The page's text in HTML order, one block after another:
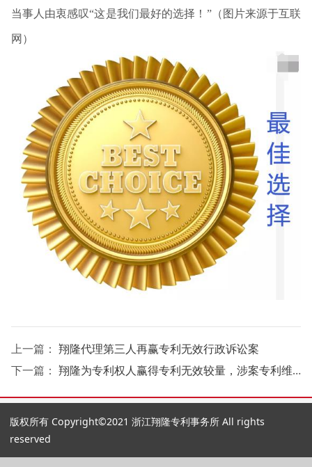
当事人由衷感叹“这是我们最好的选择！”（ 图片来源于互联
网 ）
上一篇： 翔隆代理第三人再赢专利无效行政诉讼案
下一篇： 翔隆为专利权人赢得专利无效较量，涉案专利维持有效
版权所有 Copyright©2021 浙江翔隆专利事务所 All rights
reserved